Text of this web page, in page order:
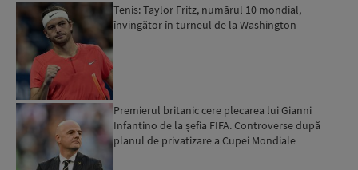
Tenis: Taylor Fritz, numărul 10 mondial,
învingător în turneul de la Washington
Premierul britanic cere plecarea lui Gianni
Infantino de la șefia FIFA. Controverse după
planul de privatizare a Cupei Mondiale